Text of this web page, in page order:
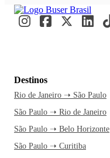
Destinos
Rio de Janeiro ➝ São Paulo
São Paulo ➝ Rio de Janeiro
São Paulo ➝ Belo Horizonte
São Paulo ➝ Curitiba